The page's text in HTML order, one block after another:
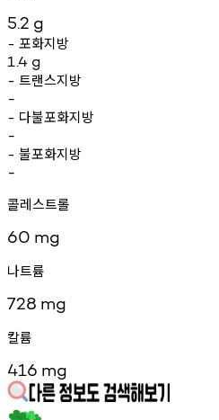
5.2 g
- 포화지방
1.4 g
- 트랜스지방
-
- 다불포화지방
-
- 불포화지방
-
콜레스트롤
60 mg
나트륨
728 mg
칼륨
416 mg